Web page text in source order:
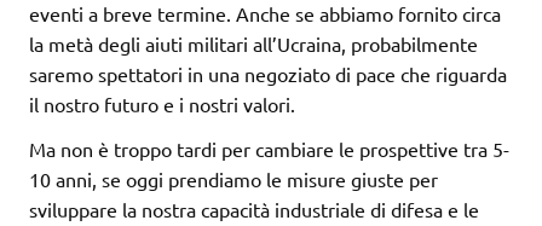
eventi a breve termine. Anche se abbiamo fornito circa
la metà degli aiuti militari all’Ucraina, probabilmente
saremo spettatori in una negoziato di pace che riguarda
il nostro futuro e i nostri valori.
Ma non è troppo tardi per cambiare le prospettive tra 5-
10 anni, se oggi prendiamo le misure giuste per
sviluppare la nostra capacità industriale di difesa e le